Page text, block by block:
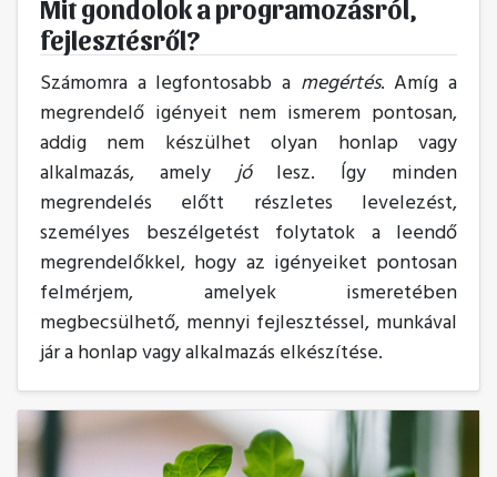
Mit gondolok a programozásról,
fejlesztésről?
Számomra a legfontosabb a megértés. Amíg a
megrendelő igényeit nem ismerem pontosan,
addig nem készülhet olyan honlap vagy
alkalmazás, amelyjólesz. Így minden
megrendelés előtt részletes levelezést,
személyes beszélgetést folytatok a leendő
megrendelőkkel, hogy az igényeiket pontosan
felmérjem, amelyek ismeretében
megbecsülhető, mennyi fejlesztéssel, munkával
jár a honlap vagy alkalmazás elkészítése.